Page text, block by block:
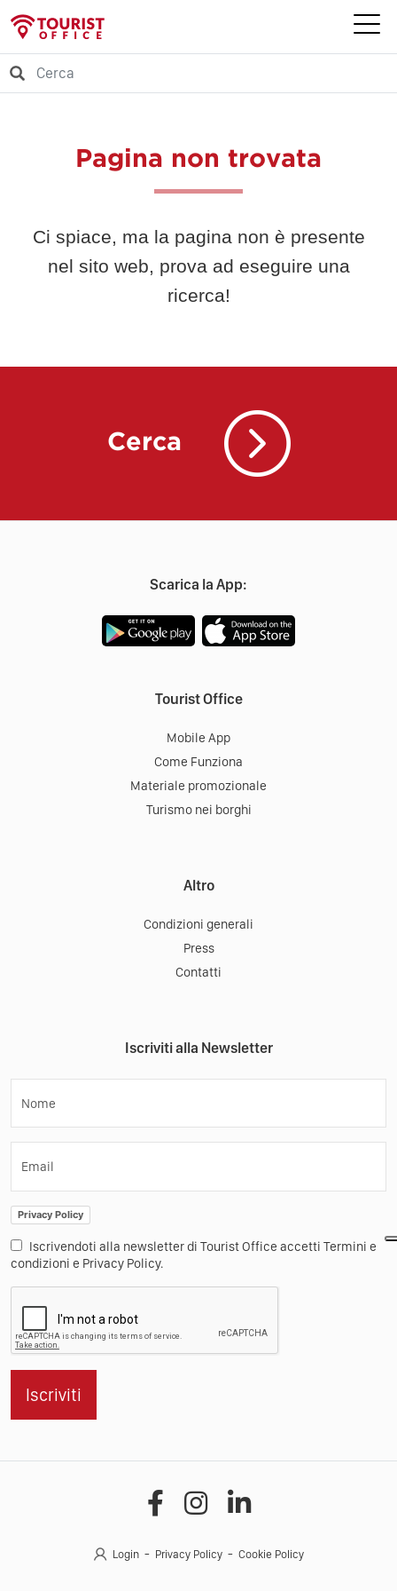
Pagina non trovata
Ci spiace, ma la pagina non è presente
nel sito web, prova ad eseguire una
ricerca!
Cerca
Scarica la App:
Tourist Office
Mobile App
Come Funziona
Materiale promozionale
Turismo nei borghi
Altro
Condizioni generali
Press
Contatti
Iscriviti alla Newsletter
Nome
Email
Privacy Policy
Iscrivendoti alla newsletter di Tourist Office accetti Termini e
condizioni e Privacy Policy.
Iscriviti
Login Privacy Policy Cookie Policy